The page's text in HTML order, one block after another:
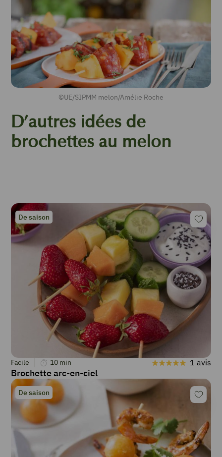
©UE/SIPMM melon/Amélie Roche
D’autres idées de
brochettes au melon
De saison
Facile 10 min 1 avis
Brochette arc-en-ciel
De saison